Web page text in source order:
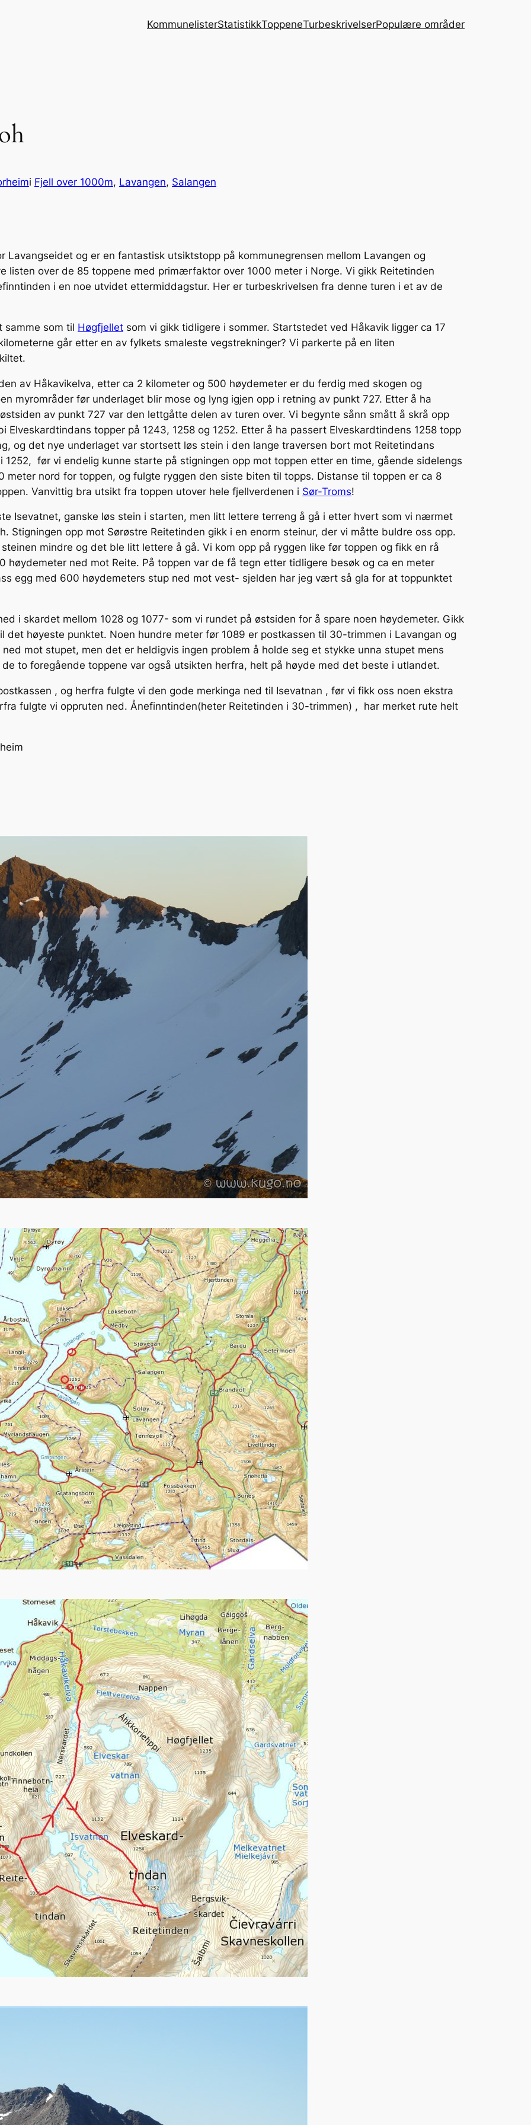
KommunelisterStatistikkToppeneTurbeskrivelserPopulære områder
i Fjell over 1000m, Lavangen, Salangen
Lavangseidet og er en fantastisk utsiktstopp på kommunegrensen mellom Lavangen og
listen over de 85 toppene med primærfaktor over 1000 meter i Norge. Vi gikk Reitetinden
i en noe utvidet ettermiddagstur. Her er turbeskrivelsen fra denne turen i et av de
samme som til Høgfjellet som vi gikk tidligere i sommer. Startstedet ved Håkavik ligger ca 17
går etter en av fylkets smaleste vegstrekninger? Vi parkerte på en liten
av Håkavikelva, etter ca 2 kilometer og 500 høydemeter er du ferdig med skogen og
myrområder før underlaget blir mose og lyng igjen opp i retning av punkt 727. Etter å ha
av punkt 727 var den lettgåtte delen av turen over. Vi begynte sånn smått å skrå opp
topper på 1243, 1258 og 1252. Etter å ha passert Elveskardtindens 1258 topp
og det nye underlaget var stortsett løs stein i den lange traversen bort mot Reitetindans
før vi endelig kunne starte på stigningen opp mot toppen etter en time, gående sidelengs
meter nord for toppen, og fulgte ryggen den siste biten til topps. Distanse til toppen er ca 8
Vanvittig bra utsikt fra toppen utover hele fjellverdenen i Sør-Troms!
Isevatnet, ganske løs stein i starten, men litt lettere terreng å gå i etter hvert som vi nærmet
Stigningen opp mot Sørøstre Reitetinden gikk i en enorm steinur, der vi måtte buldre oss opp.
mindre og det ble litt lettere å gå. Vi kom opp på ryggen like før toppen og fikk en rå
ned mot Reite. På toppen var de få tegn etter tidligere besøk og ca en meter
egg med 600 høydemeters stup ned mot vest- sjelden har jeg vært så gla for at toppunktet
i skardet mellom 1028 og 1077- som vi rundet på østsiden for å spare noen høydemeter. Gikk
det høyeste punktet. Noen hundre meter før 1089 er postkassen til 30-trimmen i Lavangan og
mot stupet, men det er heldigvis ingen problem å holde seg et stykke unna stupet mens
to foregående toppene var også utsikten herfra, helt på høyde med det beste i utlandet.
, og herfra fulgte vi den gode merkinga ned til Isevatnan , før vi fikk oss noen ekstra
fulgte vi oppruten ned. Ånefinntinden(heter Reitetinden i 30-trimmen) , har merket rute helt